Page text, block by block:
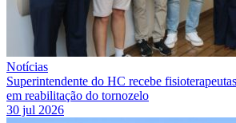
Notícias
Superintendente do HC recebe
em reabilitação do tornozelo
30 jul 2026